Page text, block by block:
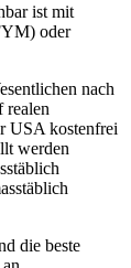
ist mit
oder
nach
realen
USA kostenfrei
werden
die beste